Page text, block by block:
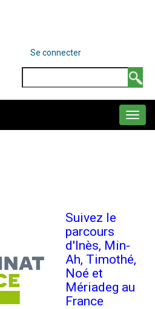
MENU
COMPTE
DE
Se connecter
Suivez le
parcours
d'Inès, Min-
Ah, Timothé,
Noé et
Mériadeg au
France